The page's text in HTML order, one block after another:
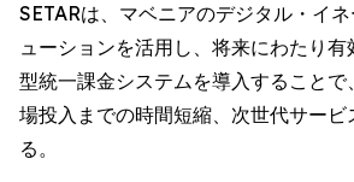
SETARは、マベニアのデジタル・イ
ューションを活用し、将来にわたり有
型統一課金システムを導入すること
場投入までの時間短縮、次世代サービ
る。